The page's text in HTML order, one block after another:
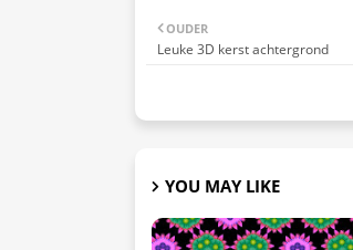
OUDER
Leuke 3D kerst achtergrond
YOU MAY LIKE